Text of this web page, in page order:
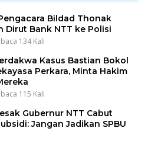
Bildad Thonak
Dirut Bank NTT ke Polisi
134 Kali
Kasus Bastian Bokol
Perkara, Minta Hakim
115 Kali
Gubernur NTT Cabut
Jangan Jadikan SPBU